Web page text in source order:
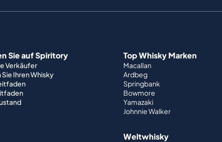
Sie auf Spiritory
Verkäufer
Ihren Whisky
Top Whisky Marken
Macallan
Ardbeg
Springbank
Bowmore
Yamazaki
Johnnie Walker
Weltwhisky